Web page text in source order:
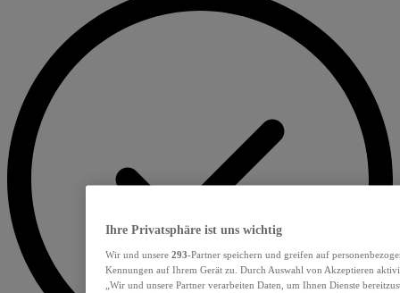
Ihre Privatsphäre ist uns wichtig
Wir und unsere 293-Partner speichern und greifen auf
Kennungen auf Ihrem Gerät zu. Durch Auswahl von Akzeptieren
„Wir und unsere Partner verarbeiten Daten, um Ihnen Dienste